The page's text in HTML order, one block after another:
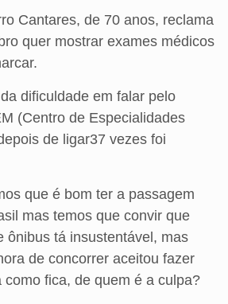
Cantares, de 70 anos, reclama
quer mostrar exames médicos
dificuldade em falar pelo
(Centro de Especialidades
de ligar37 vezes foi
que é bom ter a passagem
mas temos que convir que
ônibus tá insustentável, mas
de concorrer aceitou fazer
como fica, de quem é a culpa?